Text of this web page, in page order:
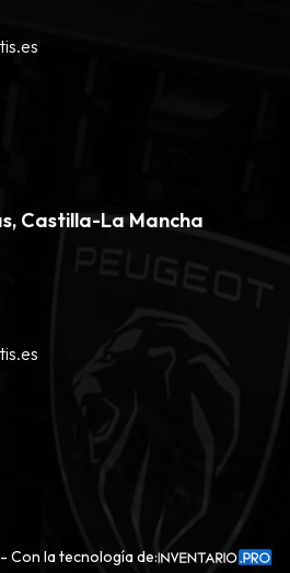
Castilla-La Mancha
- Con la tecnología de: